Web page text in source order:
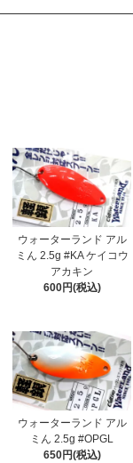
ウォーターランド アル
ミん 2.5g #KA ケイコウ
アカキン
600円(税込)
ウォーターランド アル
ミん 2.5g #OPGL
650円(税込)